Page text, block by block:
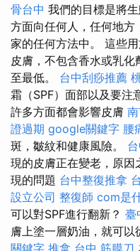
骨台中 我們的目標是將
方面向任何人，任何地方
家的任何方法中。 這些
皮膚，不包含香水或乳
至最低。 台中刮痧推薦
霜（SPF）面部以及要注
許多方面都會影響皮膚
證過期 google關鍵字 腰
斑，皺紋和健康風險。
現的皮膚正在變老，原因
現的問題 台中整復推拿
設立公司 整復師 com是
可以對SPF進行翻新？ 臺
膚上塗一層奶油，就可以
關鍵字 推拿 台中 筋膜刀